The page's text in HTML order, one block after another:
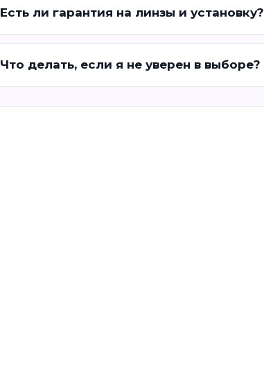
Есть ли гарантия на линзы и установку?
Что делать, если я не уверен в выборе?